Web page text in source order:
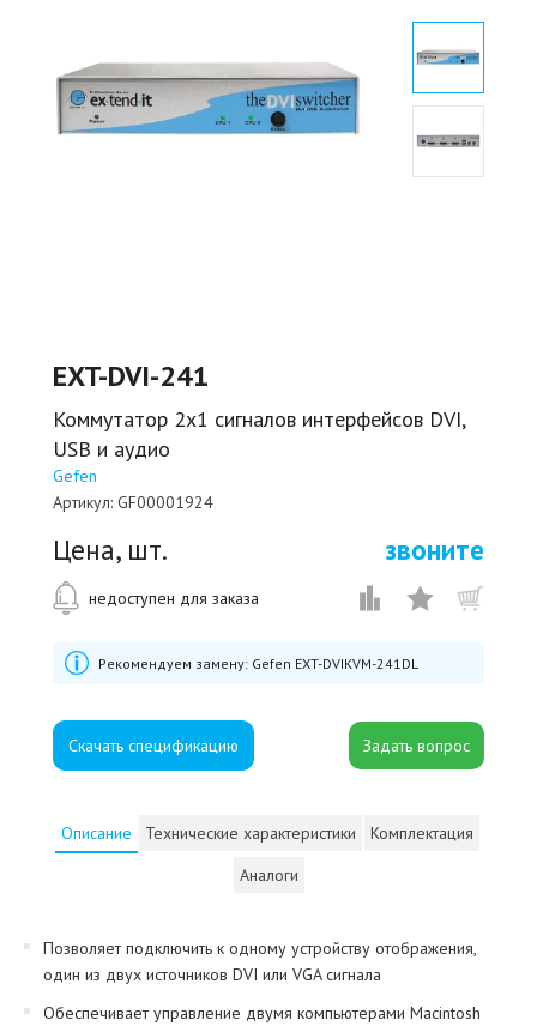
EXT-DVI-241
Коммутатор 2x1 сигналов интерфейсов DVI,
USB и аудио
Gefen
Артикул: GF00001924
Цена, шт. звоните
недоступен для заказа
Рекомендуем замену: Gefen EXT-DVIKVM-241DL
Скачать спецификацию
Описание Технические характеристики
Комплектация
Аналоги
Позволяет подключить к одному устройству отображения,
один из двух источников DVI или VGA сигнала
Обеспечивает управление двумя компьютерами Macintosh